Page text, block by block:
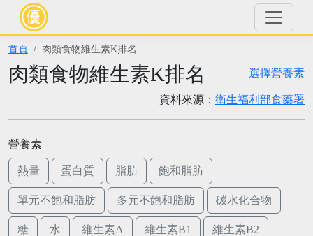
首頁 肉類食物維生素K排名
選擇營養素
肉類食物維生素K排名
資料來源： 衛生福利部食藥署
營養素
熱量 蛋白質 脂肪 飽和脂肪
單元不飽和脂肪 多元不飽和脂肪 碳水化合物
糖 水 維生素A 維生素B1 維生素B2